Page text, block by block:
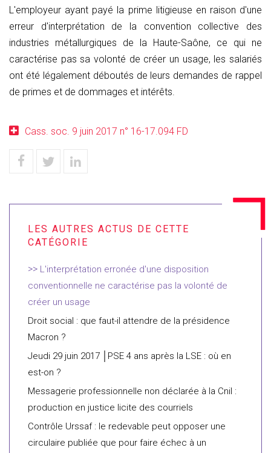
L'employeur ayant payé la prime litigieuse en raison d'une
erreur d'interprétation de la convention collective des
industries métallurgiques de la Haute-Saône, ce qui ne
caractérise pas sa volonté de créer un usage, les salariés
ont été légalement déboutés de leurs demandes de rappel
de primes et de dommages et intérêts.
Cass. soc. 9 juin 2017 n° 16-17.094 FD
L'interprétation erronée d'une disposition
conventionnelle ne caractérise pas la volonté de
créer un usage
Droit social : que faut-il attendre de la présidence
Macron ?
Jeudi 29 juin 2017 │PSE 4 ans après la LSE : où en
est-on ?
Messagerie professionnelle non déclarée à la Cnil :
production en justice licite des courriels
Contrôle Urssaf : le redevable peut opposer une
circulaire publiée que pour faire échec à un